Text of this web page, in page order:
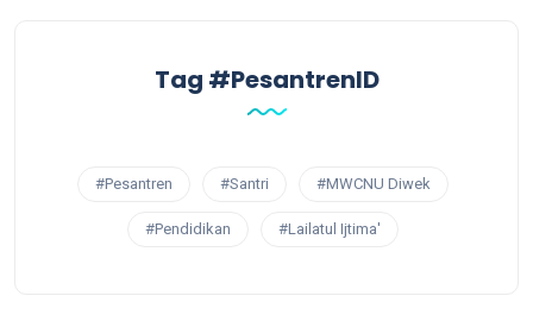
Tag #PesantrenID
#Pesantren #Santri #MWCNU Diwek
#Pendidikan #Lailatul Ijtima'